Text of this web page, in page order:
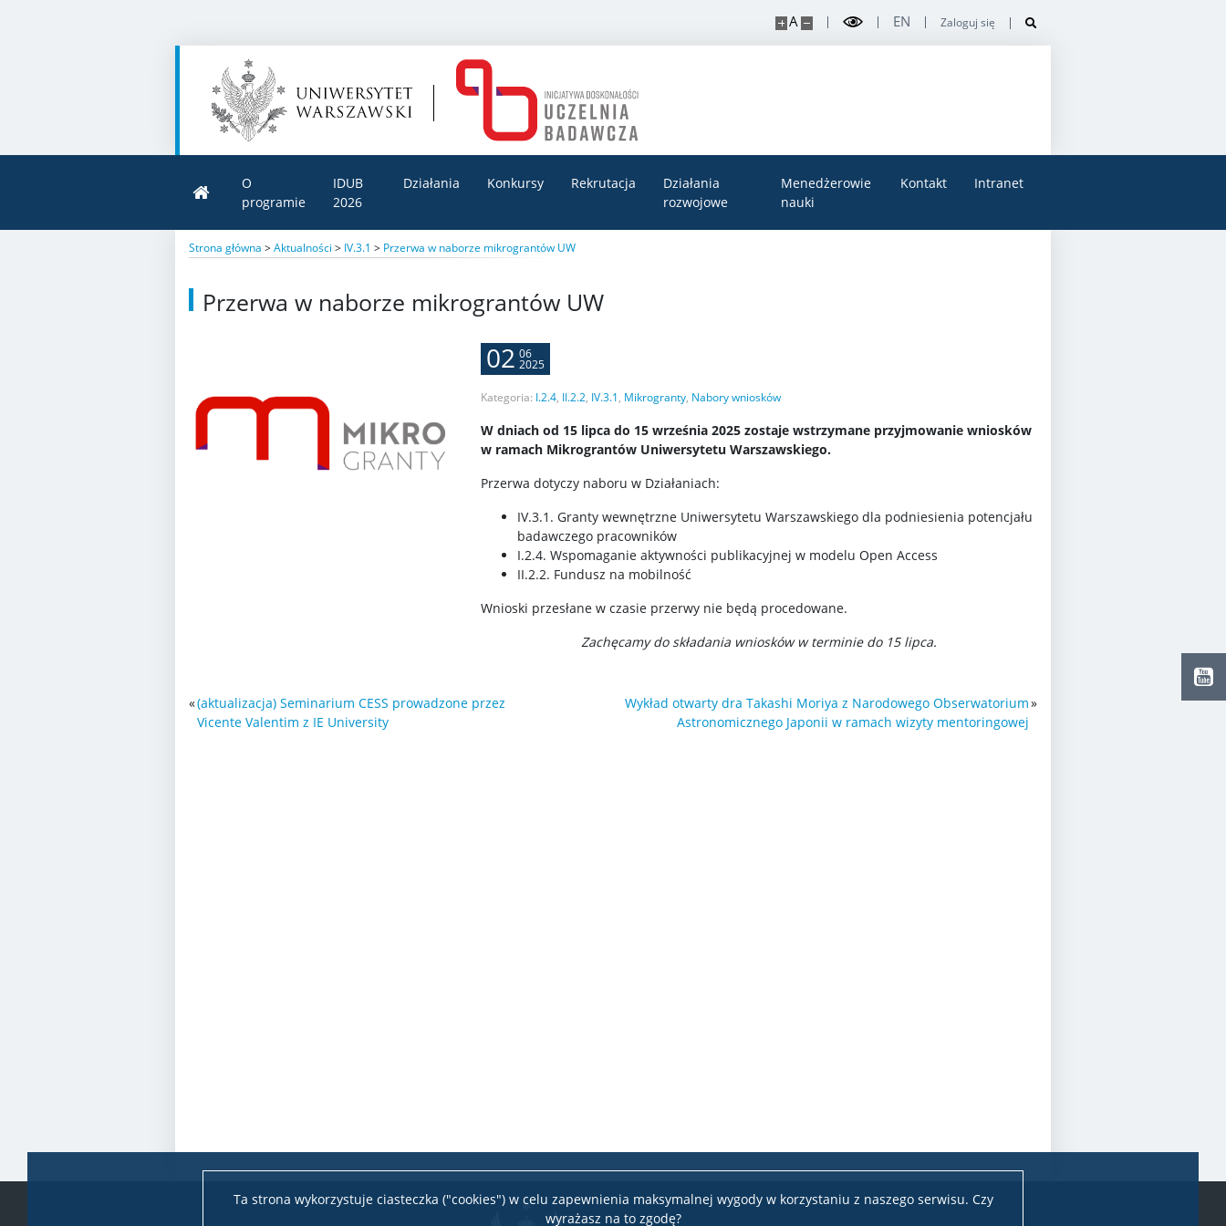
Ta strona wykorzystuje ciasteczka ("cookies") w celu zapewnienia maksymalnej wygody w korzystaniu z naszego serwisu. Czy
wyrażasz na to zgodę?
A EN Zaloguj się
O
programie
IDUB
2026
Działania Konkursy Rekrutacja
Działania
rozwojowe
Menedżerowie
nauki
Kontakt Intranet
Strona główna >Aktualności > IV.3.1 > Przerwa w naborze mikrograntów UW
Przerwa w naborze mikrograntów UW
02 06
2025
Kategoria: I.2.4, II.2.2, IV.3.1, Mikrogranty, Nabory wniosków
W dniach od 15 lipca do 15 września 2025 zostaje wstrzymane przyjmowanie wniosków
w ramach Mikrograntów Uniwersytetu Warszawskiego.
Przerwa dotyczy naboru w Działaniach:
IV.3.1. Granty wewnętrzne Uniwersytetu Warszawskiego dla podniesienia potencjału
badawczego pracowników
I.2.4. Wspomaganie aktywności publikacyjnej w modelu Open Access
II.2.2. Fundusz na mobilność
Wnioski przesłane w czasie przerwy nie będą procedowane.
Zachęcamy do składania wniosków w terminie do 15 lipca.
«(aktualizacja) Seminarium CESS prowadzone przez
Vicente Valentim z IE University
Wykład otwarty dra Takashi Moriya z Narodowego Obserwatorium
Astronomicznego Japonii w ramach wizyty mentoringowej
»